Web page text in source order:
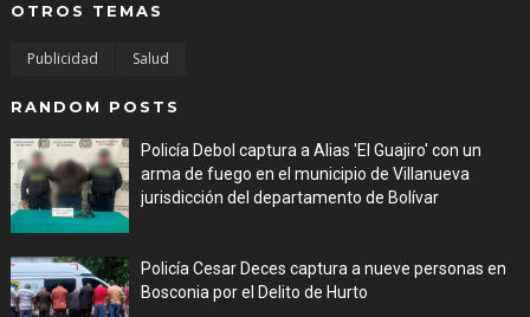
OTROS TEMAS
Publicidad Salud
RANDOM POSTS
Policía Debol captura a Alias 'El Guajiro' con un
arma de fuego en el municipio de Villanueva
jurisdicción del departamento de Bolívar
Policía Cesar Deces captura a nueve personas en
Bosconia por el Delito de Hurto